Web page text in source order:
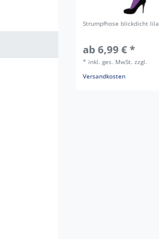
Strumpfhose blickdicht lila
ab 6,99 € *
* inkl. ges. MwSt. zzgl.
Versandkosten